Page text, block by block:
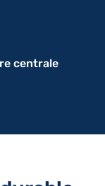
centrale